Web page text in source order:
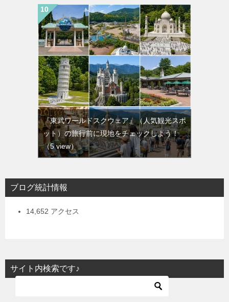
『東武ワールドスクウェア』（人気観光スポ
ット）の旅行前に現地をチェックしよう！
（5 view）
ブログ統計情報
14,652 アクセス
サイト内検索です♪